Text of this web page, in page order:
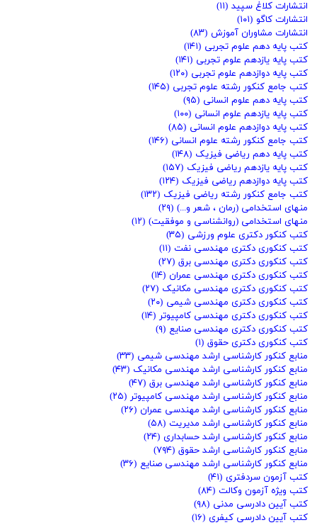
انتشارات کلاغ سپید (۱۱)
انتشارات کاگو (۱۰۱)
انتشارات مشاوران آموزش (۸۳)
کتب پایه دهم علوم تجربی (۱۴۱)
کتب پایه یازدهم علوم تجربی (۱۴۱)
کتب پایه دوازدهم علوم تجربی (۱۲۰)
کتب جامع کنکور رشته علوم تجربی (۱۴۵)
کتب پایه دهم علوم انسانی (۹۵)
کتب پایه یازدهم علوم انسانی (۱۰۰)
کتب پایه دوازدهم علوم انسانی (۸۵)
کتب جامع کنکور رشته علوم انسانی (۱۴۶)
کتب پایه دهم ریاضی فیزیک (۱۴۸)
کتب پایه یازدهم ریاضی فیزیک (۱۵۷)
کتب پایه دوازدهم ریاضی فیزیک (۱۲۴)
کتب جامع کنکور رشته ریاضی فیزیک (۱۳۲)
منهای استخدامی (رمان ، شعر و...) (۲۹)
منهای استخدامی (روانشناسی و موفقیت) (۱۲)
کتب کنکور دکتری علوم ورزشی (۳۵)
کتب کنکوری دکتری مهندسی نفت (۱۱)
کتب کنکوری دکتری مهندسی برق (۲۷)
کتب کنکوری دکتری مهندسی عمران (۱۴)
کتب کنکوری دکتری مهندسی مکانیک (۲۷)
کتب کنکوری دکتری مهندسی شیمی (۲۰)
کتب کنکوری دکتری مهندسی کامپیوتر (۱۴)
کتب کنکوری دکتری مهندسی صنایع (۹)
کتب کنکوری دکتری حقوق (۱)
منابع کنکور کارشناسی ارشد مهندسی شیمی (۳۳)
منابع کنکور کارشناسی ارشد مهندسی مکانیک (۴۳)
منابع کنکور کارشناسی ارشد مهندسی برق (۴۷)
منابع کنکور کارشناسی ارشد مهندسی کامپیوتر (۲۵)
منابع کنکور کارشناسی ارشد مهندسی عمران (۲۶)
منابع کنکور کارشناسی ارشد مدیریت (۵۸)
منابع کنکور کارشناسی ارشد حسابداری (۲۴)
منابع کنکور کارشناسی ارشد حقوق (۷۹۴)
منابع کنکور کارشناسی ارشد مهندسی صنایع (۳۶)
کتب آزمون سردفتری (۴۱)
کتب ویژه آزمون وکالت (۸۴)
کتب آیین دادرسی مدنی (۹۸)
کتب آیین دادرسی کیفری (۱۶)